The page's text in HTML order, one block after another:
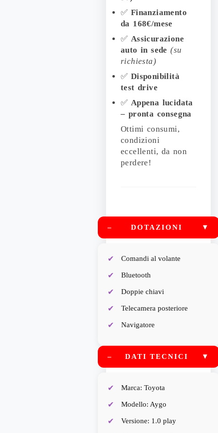
✅ Finanziamento
da 168€/mese
✅ Assicurazione
auto in sede (su
richiesta)
✅ Disponibilità
test drive
✅ Appena lucidata
– pronta consegna
Ottimi consumi,
condizioni
eccellenti, da non
perdere!
– DOTAZIONI ▼
Comandi al volante
Bluetooth
Doppie chiavi
Telecamera posteriore
Navigatore
– DATI TECNICI ▼
Marca: Toyota
Modello: Aygo
Versione: 1.0 play